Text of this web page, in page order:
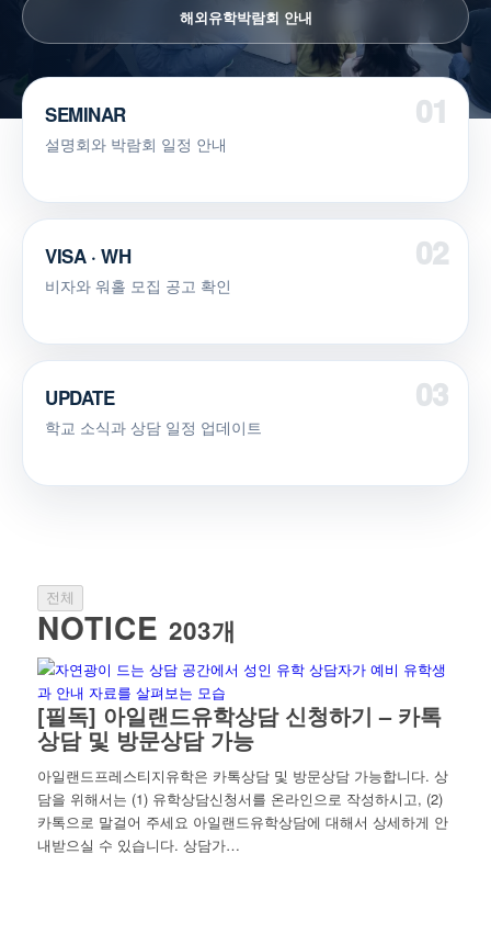
해외유학박람회 안내
SEMINAR
설명회와 박람회 일정 안내
VISA · WH
비자와 워홀 모집 공고 확인
UPDATE
학교 소식과 상담 일정 업데이트
전체
NOTICE 203개
[필독] 아일랜드유학상담 신청하기 – 카톡
상담 및 방문상담 가능
아일랜드프레스티지유학은 카톡상담 및 방문상담 가능합니다. 상
담을 위해서는 (1) 유학상담신청서를 온라인으로 작성하시고, (2)
카톡으로 말걸어 주세요 아일랜드유학상담에 대해서 상세하게 안
내받으실 수 있습니다. 상담가…